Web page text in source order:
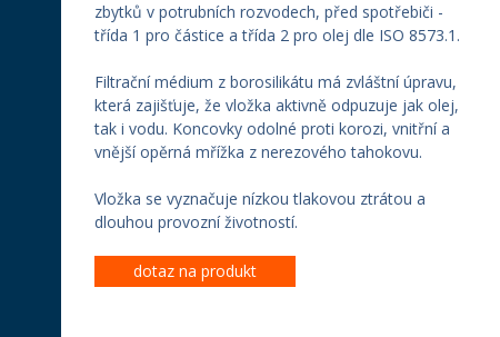
zbytků v potrubních rozvodech, před spotřebiči -
třída 1 pro částice a třída 2 pro olej dle ISO 8573.1.
Filtrační médium z borosilikátu má zvláštní úpravu,
která zajišťuje, že vložka aktivně odpuzuje jak olej,
tak i vodu. Koncovky odolné proti korozi, vnitřní a
vnější opěrná mřížka z nerezového tahokovu.
Vložka se vyznačuje nízkou tlakovou ztrátou a
dlouhou provozní životností.
dotaz na produkt